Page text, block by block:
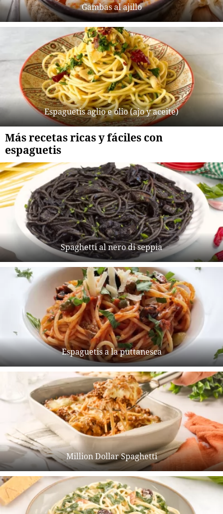
Gambas al ajillo
Espaguetis aglio e olio (ajo y aceite)
Más recetas ricas y fáciles con
espaguetis
Spaghetti al nero di seppia
Espaguetis a la puttanesca
Million Dollar Spaghetti